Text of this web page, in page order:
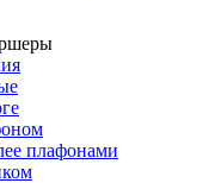
плафонами